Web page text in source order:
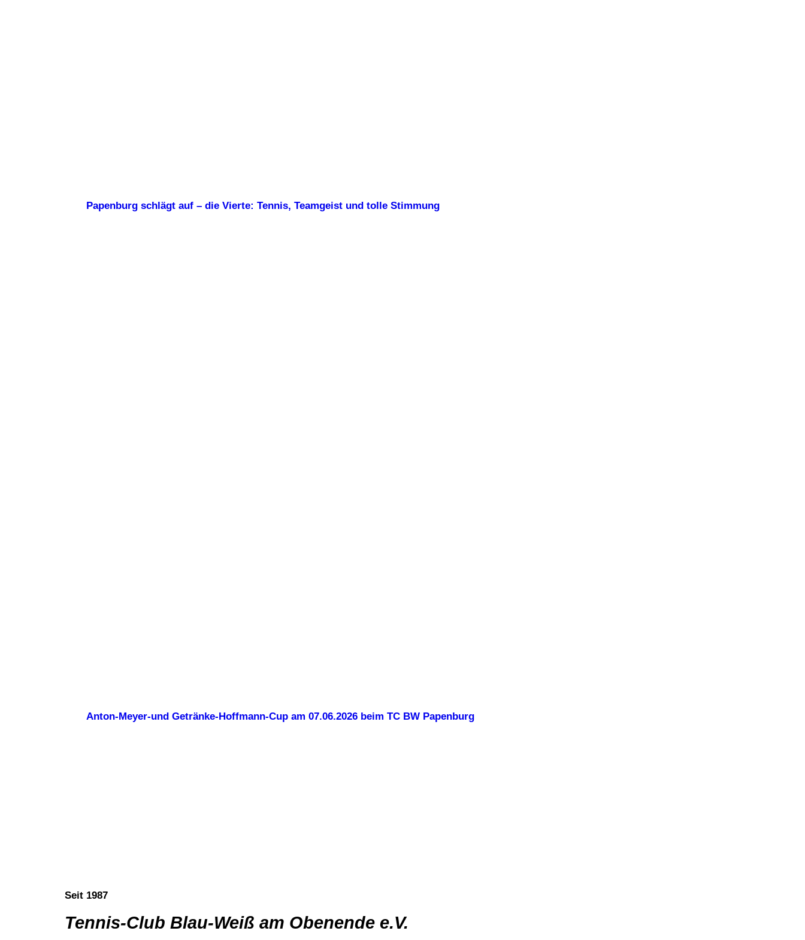
Papenburg schlägt auf – die Vierte: Tennis, Teamgeist und tolle Stimmung
Anton-Meyer-und Getränke-Hoffmann-Cup am 07.06.2026 beim TC BW Papenburg
Seit 1987
Tennis-Club Blau-Weiß am Obenende e.V.